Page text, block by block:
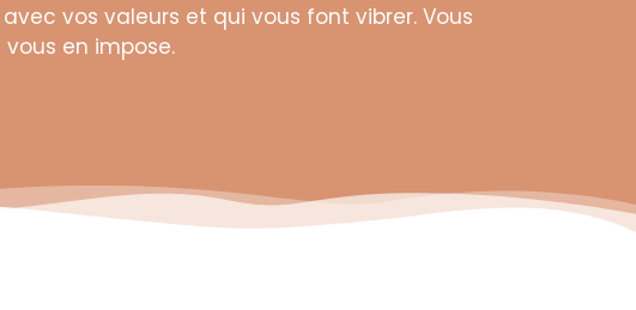
vos valeurs et qui vous font vibrer. Vous
en impose.